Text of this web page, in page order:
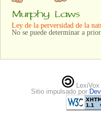
Ley de la perversidad de la
No se puede determinar a
LexiVox
Sitio impulsado por